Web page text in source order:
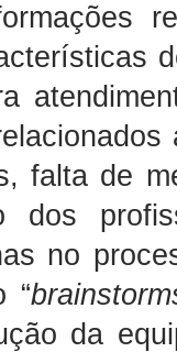
falta de
dos
no
“
da